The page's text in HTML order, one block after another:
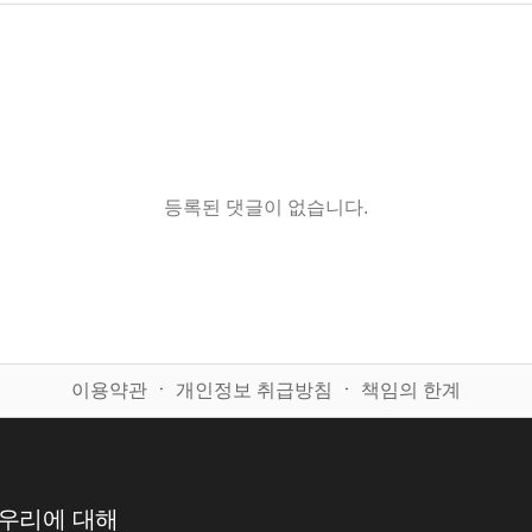
등록된 댓글이 없습니다.
이용약관 ㆍ 개인정보 취급방침 ㆍ 책임의 한계
리에 대해